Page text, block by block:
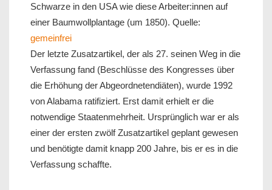
Schwarze in den USA wie diese Arbeiter:innen auf
einer Baumwollplantage (um 1850). Quelle:
gemeinfrei
Der letzte Zusatzartikel, der als 27. seinen Weg in die
Verfassung fand (Beschlüsse des Kongresses über
die Erhöhung der Abgeordnetendiäten), wurde 1992
von Alabama ratifiziert. Erst damit erhielt er die
notwendige Staatenmehrheit. Ursprünglich war er als
einer der ersten zwölf Zusatzartikel geplant gewesen
und benötigte damit knapp 200 Jahre, bis er es in die
Verfassung schaffte.